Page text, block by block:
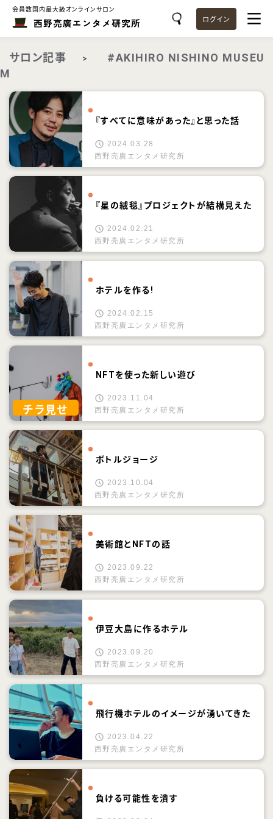
会員数国内最大級オンラインサロン
西野亮廣エンタメ研究所 ログイン
サロン記事 >
#AKIHIRO NISHINO MUSEU
M
『すべてに意味があった』と思った話
2024.03.28
西野亮廣エンタメ研究所
『星の絨毯』プロジェクトが結構見えた
2024.02.21
西野亮廣エンタメ研究所
ホテルを作る!
2024.02.15
西野亮廣エンタメ研究所
チラ見せ
NFTを使った新しい遊び
2023.11.04
西野亮廣エンタメ研究所
ボトルジョージ
2023.10.04
西野亮廣エンタメ研究所
美術館とNFTの話
2023.09.22
西野亮廣エンタメ研究所
伊豆大島に作るホテル
2023.09.20
西野亮廣エンタメ研究所
飛行機ホテルのイメージが湧いてきた
2023.04.22
西野亮廣エンタメ研究所
負ける可能性を潰す